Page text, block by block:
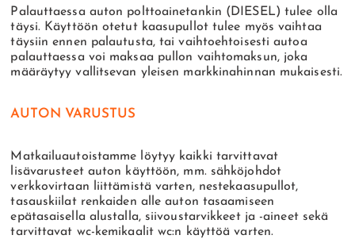
Palauttaessa auton polttoainetankin (DIESEL) tulee olla
täysi. Käyttöön otetut kaasupullot tulee myös vaihtaa
täysiin ennen palautusta, tai vaihtoehtoisesti autoa
palauttaessa voi maksaa pullon vaihtomaksun, joka
määräytyy vallitsevan yleisen markkinahinnan mukaisesti.
AUTON VARUSTUS
Matkailuautoistamme löytyy kaikki tarvittavat
lisävarusteet auton käyttöön, mm. sähköjohdot
verkkovirtaan liittämistä varten, nestekaasupullot,
tasauskiilat renkaiden alle auton tasaamiseen
epätasaisella alustalla, siivoustarvikkeet ja -aineet sekä
tarvittavat wc-kemikaalit wc:n käyttöä varten.